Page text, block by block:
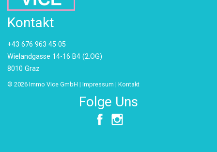
Kontakt
+43 676 963 45 05
Wielandgasse 14-16 B4 (2.OG)
8010 Graz
© 2026 Immo Vice GmbH | Impressum | Kontakt
Folge Uns